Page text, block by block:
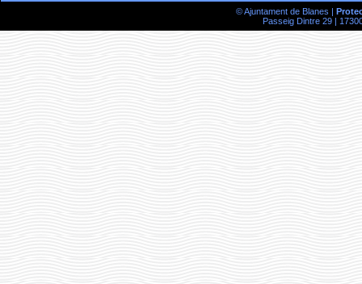
© Ajuntament de Blanes |
Passeig Dintre 29 |